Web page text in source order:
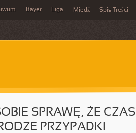
Bayer Liga Miedź Spis Treści
SPRAWĘ, ŻE
PRZYPADKI